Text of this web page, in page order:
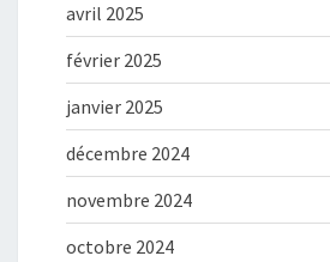
avril 2025
février 2025
janvier 2025
décembre 2024
novembre 2024
octobre 2024